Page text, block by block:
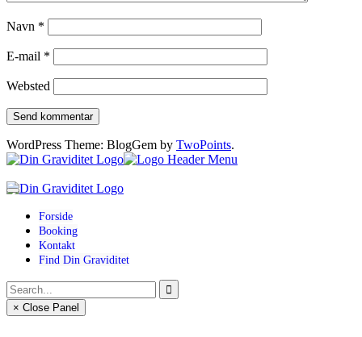
Navn *
E-mail *
Websted
WordPress Theme: BlogGem by TwoPoints.
Forside
Booking
Kontakt
Find Din Graviditet
× Close Panel